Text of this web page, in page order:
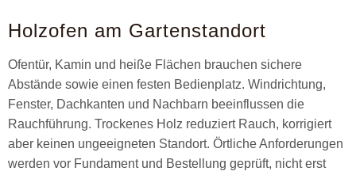
Holzofen am Gartenstandort
Ofentür, Kamin und heiße Flächen brauchen sichere
Abstände sowie einen festen Bedienplatz. Windrichtung,
Fenster, Dachkanten und Nachbarn beeinflussen die
Rauchführung. Trockenes Holz reduziert Rauch, korrigiert
aber keinen ungeeigneten Standort. Örtliche Anforderungen
werden vor Fundament und Bestellung geprüft, nicht erst